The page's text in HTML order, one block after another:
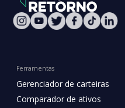
Ferramentas
Gerenciador de carteiras
Comparador de ativos